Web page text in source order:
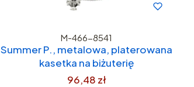
M-466-8541
Summer P., metalowa, platerowana
kasetka na biżuterię
96,48 zł